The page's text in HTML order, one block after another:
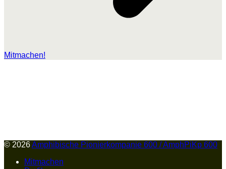
Mitmachen!
© 2026Amphibische Pionierkompanie 600 / AmphPiKp 600
Mitmachen